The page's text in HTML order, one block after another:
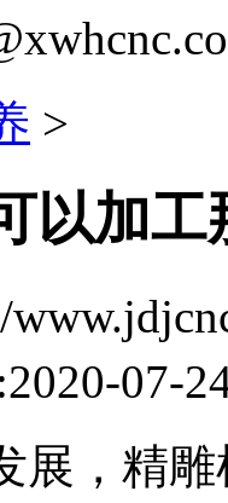
>
以加工
07-
，精雕